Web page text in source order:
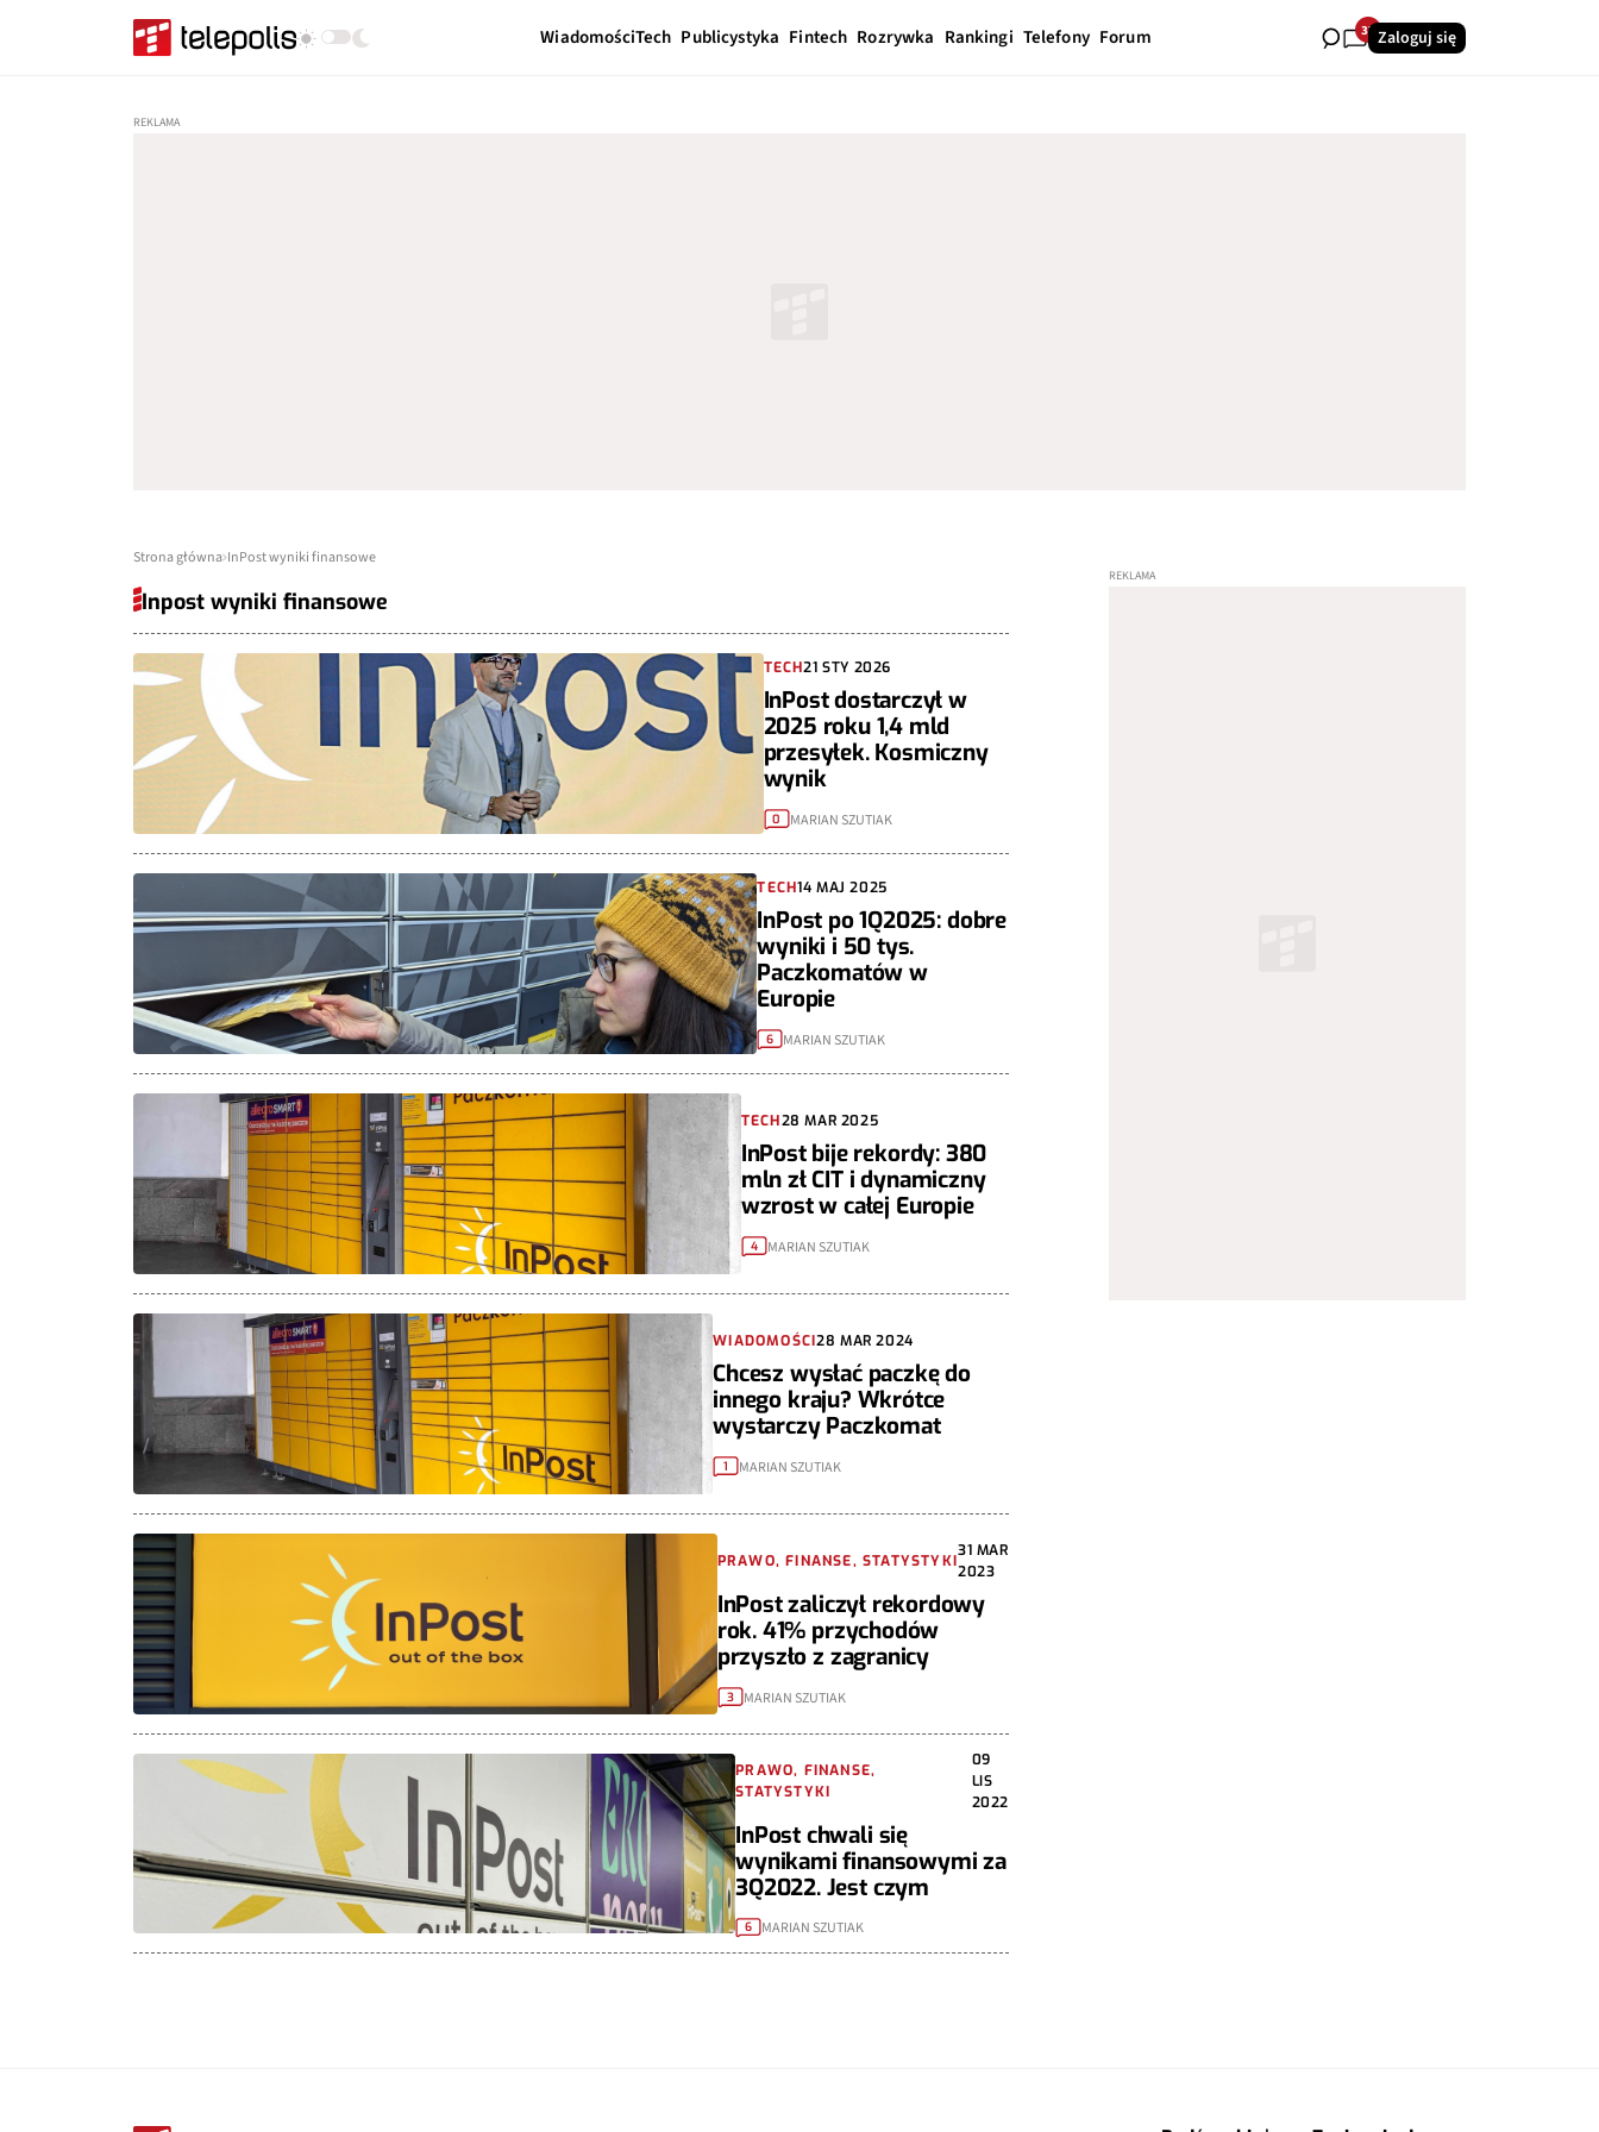
WiadomościTech Publicystyka Fintech Rozrywka Rankingi Telefony Forum 37Zaloguj się
Strona główna InPost wyniki finansowe
Inpost wyniki finansowe
TECH21 STY 2026
InPost dostarczył w
2025 roku 1,4 mld
przesyłek. Kosmiczny
wynik
0 MARIAN SZUTIAK
TECH14 MAJ 2025
InPost po 1Q2025: dobre
wyniki i 50 tys.
Paczkomatów w
Europie
6 MARIAN SZUTIAK
TECH28 MAR 2025
InPost bije rekordy: 380
mln zł CIT i dynamiczny
wzrost w całej Europie
4 MARIAN SZUTIAK
WIADOMOŚCI28 MAR 2024
Chcesz wysłać paczkę do
innego kraju? Wkrótce
wystarczy Paczkomat
1 MARIAN SZUTIAK
PRAWO, FINANSE, STATYSTYKI
31 MAR
2023
InPost zaliczył rekordowy
rok. 41% przychodów
przyszło z zagranicy
3 MARIAN SZUTIAK
PRAWO, FINANSE,
STATYSTYKI
09
LIS
2022
InPost chwali się
wynikami finansowymi za
3Q2022. Jest czym
6 MARIAN SZUTIAK